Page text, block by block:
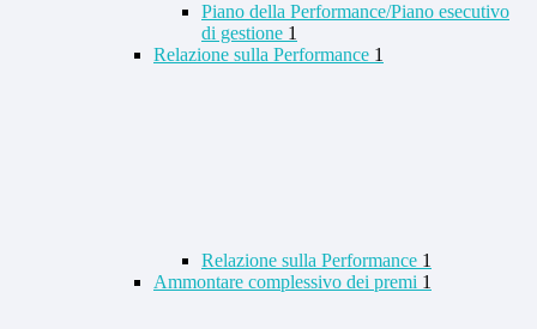
Piano della Performance/Piano esecutivo
di gestione 1
Relazione sulla Performance 1
Relazione sulla Performance 1
Ammontare complessivo dei premi 1